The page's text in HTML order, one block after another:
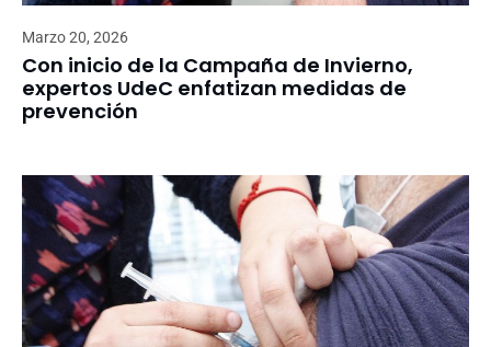
Marzo 20, 2026
Con inicio de la Campaña de Invierno,
expertos UdeC enfatizan medidas de
prevención